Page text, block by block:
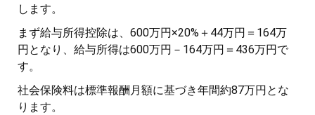
します。
まず給与所得控除は、600万円×20%＋44万円＝164万
円となり、給与所得は600万円－164万円＝436万円で
す。
社会保険料は標準報酬月額に基づき年間約87万円とな
ります。